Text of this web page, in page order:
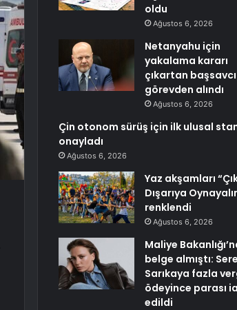
oldu
Ağustos 6, 2026
Netanyahu için
yakalama kararı
çıkartan başsavcı
görevden alındı
Ağustos 6, 2026
Çin otonom sürüş için ilk ulusal
onayladı
Ağustos 6, 2026
Yaz akşamları
Dışarıya
renklendi
Ağustos 6, 2026
Maliye
belge almıştı:
Sarıkaya fazla
ödeyince parası
edildi